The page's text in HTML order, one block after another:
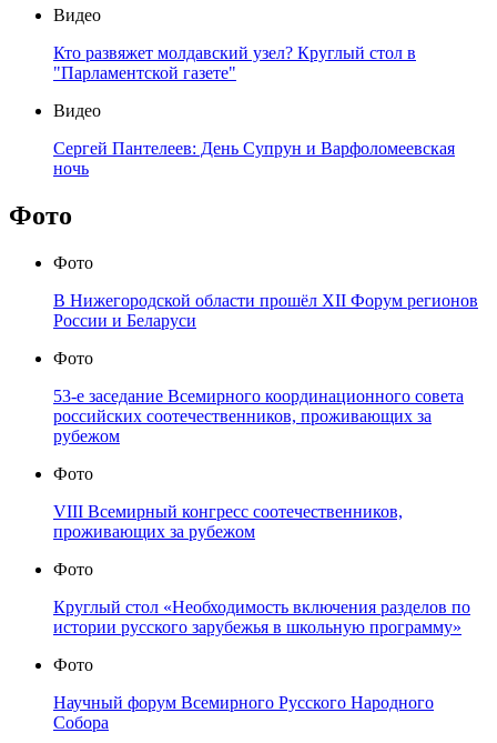
Видео
Кто развяжет молдавский узел? Круглый стол в
"Парламентской газете"
Видео
Сергей Пантелеев: День Супрун и Варфоломеевская
ночь
Фото
Фото
В Нижегородской области прошёл XII Форум регионов
России и Беларуси
Фото
53-е заседание Всемирного координационного совета
российских соотечественников, проживающих за
рубежом
Фото
VIII Всемирный конгресс соотечественников,
проживающих за рубежом
Фото
Круглый стол «Необходимость включения разделов по
истории русского зарубежья в школьную программу»
Фото
Научный форум Всемирного Русского Народного
Собора